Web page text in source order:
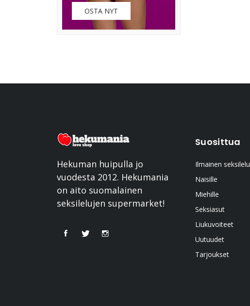
OSTA NYT
Hekuman huipulla jo
vuodesta 2012. Hekumania
on aito suomalainen
seksilelujen supermarket!
Suosittua
Ilmainen seksilelu
Naisille
Miehille
Seksiasut
Liukuvoiteet
Uutuudet
Tarjoukset